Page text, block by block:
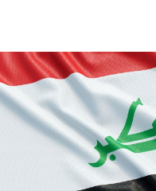
Export to Iraq